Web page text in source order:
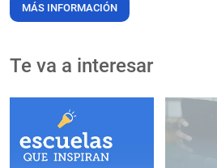
MÁS INFORMACIÓN
Te va a interesar